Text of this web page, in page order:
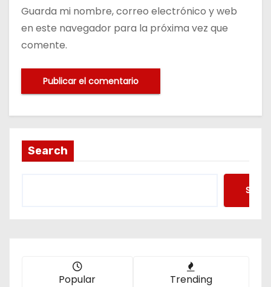
Guarda mi nombre, correo electrónico y web
en este navegador para la próxima vez que
comente.
Search
Popular Trending